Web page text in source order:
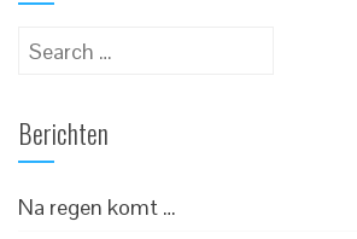
Search
Berichten
Na regen komt …